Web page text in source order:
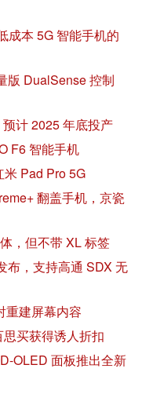
成本 5G 智能手机的
版 DualSense 控制
计 2025 年底投产
F6 智能手机
Pad Pro 5G
翻盖手机，京瓷
，但不带 XL 标签
布，支持高通 SDX 无
重建屏幕内容
买获得诱人折扣
OLED 面板推出全新